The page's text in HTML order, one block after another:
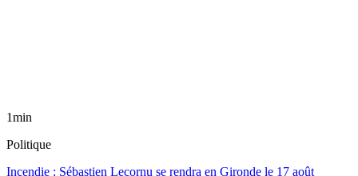
1min
Politique
Incendie : Sébastien Lecornu se rendra en Gironde le 17 août